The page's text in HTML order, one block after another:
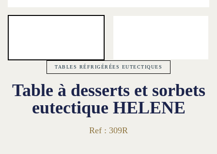
TABLES RÉFRIGÉRÉES EUTECTIQUES
Table à desserts et sorbets
eutectique HELENE
Ref : 309R